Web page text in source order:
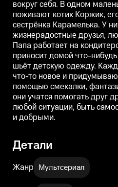
а мама шьёт детскую одежду.
Каждый день ребята узнают
что-то новое и придумывают,
чем себя занять: с помощью
смекалки, фантазии и помощи
взрослых они учатся помогать
друг другу, находить выход из
любой ситуации, быть
самостоятельными, чуткими и
добрыми.
вокруг себя. В одном
поживают котик Коржик,
сестрёнка Карамелька. У
жизнерадостные друзья,
Папа работает на
приносит домой что-
шьёт детскую одежду.
что-то новое и
помощью смекалки,
они учатся помогать друг
любой ситуации, быть
и добрыми.
Детали
Жанр Мультсериал